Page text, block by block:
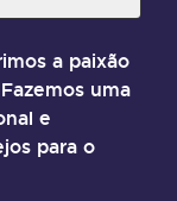
a paixão
uma
e
para o